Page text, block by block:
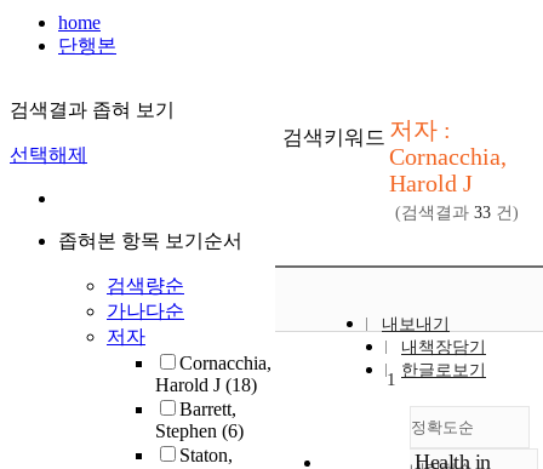
home
단행본
검색결과 좁혀 보기
선택해제
좁혀본 항목 보기순서
검색량순
가나다순
저자
Cornacchia,
Harold J (18)
Barrett,
Stephen (6)
Staton,
검색키워드 저자 :
Cornacchia,
Harold J
(검색결과 33 건)
내보내기
내책장담기
한글로보기
정확도순
1
Health in